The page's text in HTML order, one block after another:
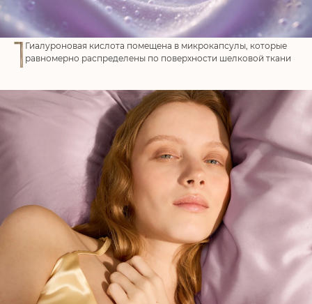
1 Гиалуроновая кислота помещена в микрокапсулы, которые
равномерно распределены по поверхности шелковой ткани